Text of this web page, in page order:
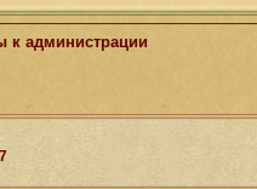
к администрации